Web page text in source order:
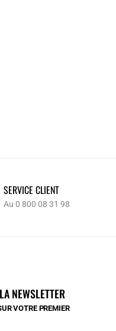
SERVICE CLIENT
Au 0 800 08 31 98
NEWSLETTER
VOTRE PREMIER